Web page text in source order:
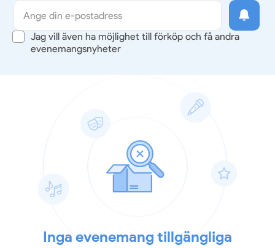
Jag vill även ha möjlighet till förköp och få andra
evenemangsnyheter
Inga evenemang tillgängliga